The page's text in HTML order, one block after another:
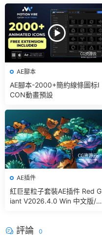
AE腳本
AE腳本-2000+簡約線條圖标I
CON動畫預設
AE插件
紅巨星粒子套裝AE插件 Red G
iant V2026.4.0 Win 中文版/
評論 0